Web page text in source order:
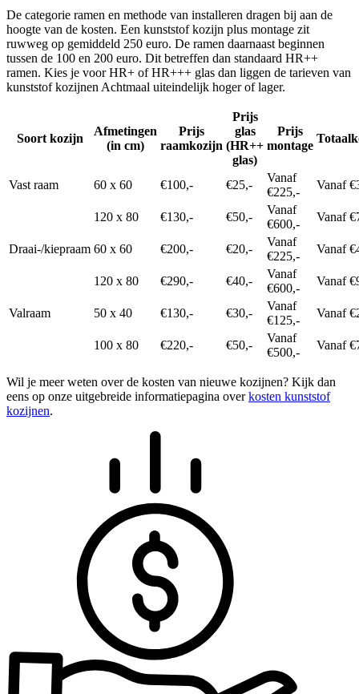
De categorie ramen en methode van installeren dragen bij aan de
hoogte van de kosten. Een kunststof kozijn plus montage zit
ruwweg op gemiddeld 250 euro. De ramen daarnaast beginnen
tussen de 100 en 200 euro. Dit betreffen dan standaard HR++
ramen. Kies je voor HR+ of HR+++ glas dan liggen de tarieven van
kunststof kozijnen Achtmaal uiteindelijk hoger of lager.
Soort kozijn
Afmetingen
(in cm)
Prijs
raamkozijn
Prijs
glas
(HR++
glas)
Prijs
montage
Vast raam 60 x 60 €100,- €25,-
Vanaf
€225,-
Vanaf
120 x 80 €130,- €50,-
Vanaf
€600,-
Vanaf
Draai-/kiepraam 60 x 60 €200,- €20,-
Vanaf
€225,-
Vanaf
120 x 80 €290,- €40,-
Vanaf
€600,-
Vanaf
Valraam 50 x 40 €130,- €30,-
Vanaf
€125,-
Vanaf
100 x 80 €220,- €50,-
Vanaf
€500,-
Vanaf
Wil je meer weten over de kosten van nieuwe kozijnen? Kijk dan
eens op onze uitgebreide informatiepagina overkosten kunststof
kozijnen.